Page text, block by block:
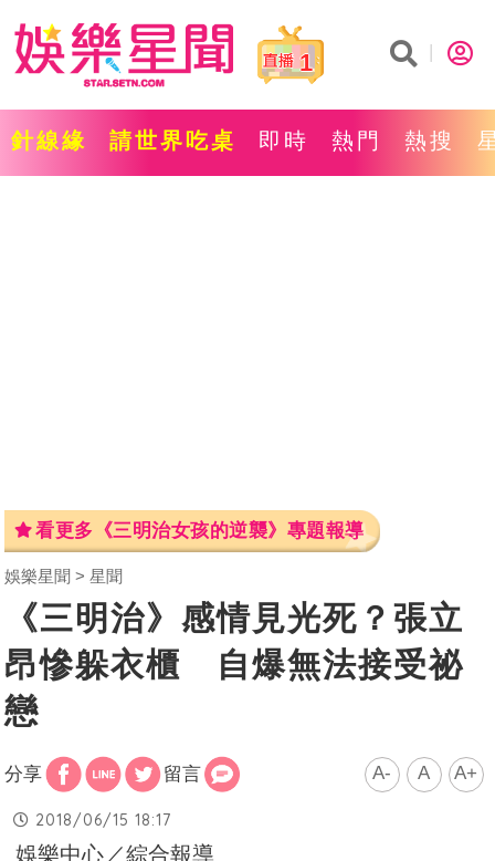
1
針線緣 請世界吃桌 即時 熱門 熱搜
看更多《三明治女孩的逆襲》專題報導
娛樂星聞 星聞
《三明治》感情見光死？張立
昂慘躲衣櫃 自爆無法接受祕
戀
分享 留言 A- A A+
2018/06/15 18:17
娛樂中心／綜合報導